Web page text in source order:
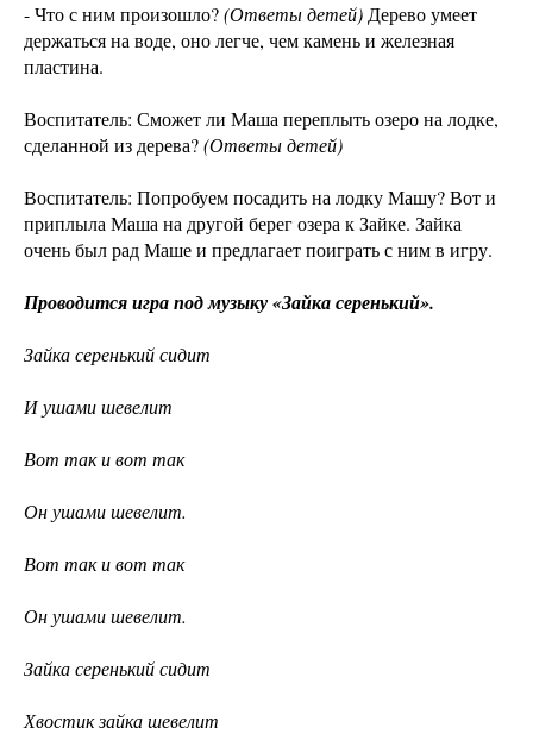
- Что с ним произошло?(Ответы детей) Дерево умеет
держаться на воде, оно легче, чем камень и железная
пластина.
Воспитатель: Сможет ли Маша переплыть озеро на лодке,
сделанной из дерева?(Ответы детей)
Воспитатель: Попробуем посадить на лодку Машу? Вот и
приплыла Маша на другой берег озера к Зайке. Зайка
очень был рад Маше и предлагает поиграть с ним в игру.
Проводится игра под музыку «Зайка серенький».
Зайка серенький сидит
И ушами шевелит
Вот так и вот так
Он ушами шевелит.
Вот так и вот так
Он ушами шевелит.
Зайка серенький сидит
Хвостик зайка шевелит